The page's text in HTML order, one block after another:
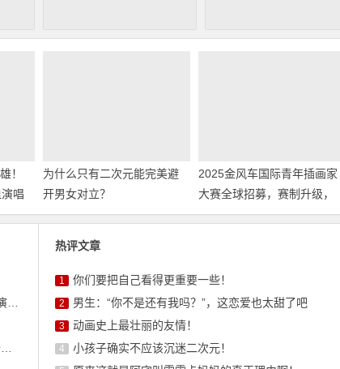
！
唱
为什么只有二次元能完美避
开男女对立？
2025金风车国际青年插画家
大赛全球招募，赛制升级，
开启国际交流与商业新机
热评文章
1 你们要把自己看得更重要一些！
2 男生：“你不是还有我吗？”，这恋爱也太甜了吧
3 动画史上最壮丽的友情！
4 小孩子确实不应该沉迷二次元！